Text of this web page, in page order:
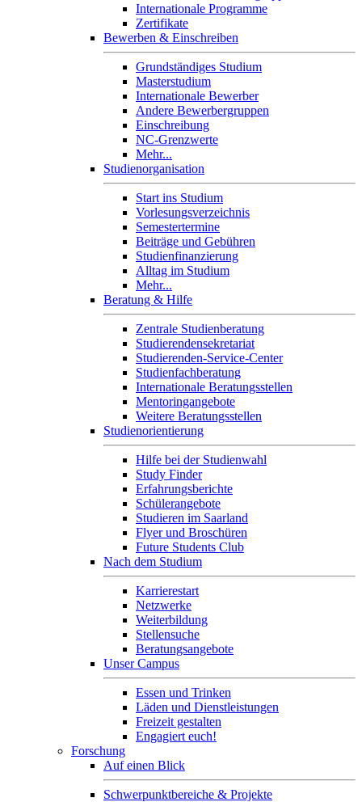
Internationale Programme
Zertifikate
Bewerben & Einschreiben
Grundständiges Studium
Masterstudium
Internationale Bewerber
Andere Bewerbergruppen
Einschreibung
NC-Grenzwerte
Mehr...
Studienorganisation
Start ins Studium
Vorlesungsverzeichnis
Semestertermine
Beiträge und Gebühren
Studienfinanzierung
Alltag im Studium
Mehr...
Beratung & Hilfe
Zentrale Studienberatung
Studierendensekretariat
Studierenden-Service-Center
Studienfachberatung
Internationale Beratungsstellen
Mentoringangebote
Weitere Beratungsstellen
Studienorientierung
Hilfe bei der Studienwahl
Study Finder
Erfahrungsberichte
Schülerangebote
Studieren im Saarland
Flyer und Broschüren
Future Students Club
Nach dem Studium
Karrierestart
Netzwerke
Weiterbildung
Stellensuche
Beratungsangebote
Unser Campus
Essen und Trinken
Läden und Dienstleistungen
Freizeit gestalten
Engagiert euch!
Forschung
Auf einen Blick
Schwerpunktbereiche & Projekte